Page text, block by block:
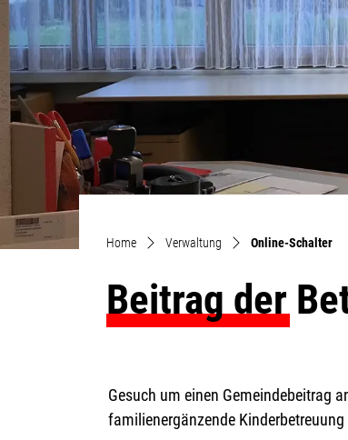
Home Verwaltung Online-Schalter
Beitrag der
Gesuch um einen Gemeindebeitrag
familienergänzende